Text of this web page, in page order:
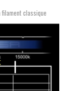
filament classique